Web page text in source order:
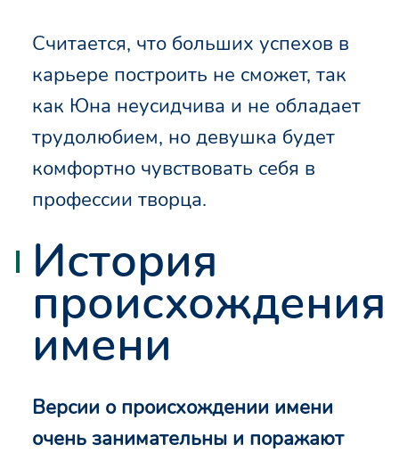
Считается, что больших успехов в
карьере построить не сможет, так
как Юна неусидчива и не обладает
трудолюбием, но девушка будет
комфортно чувствовать себя в
профессии творца.
История
происхождения
имени
Версии о происхождении имени
очень занимательны и поражают